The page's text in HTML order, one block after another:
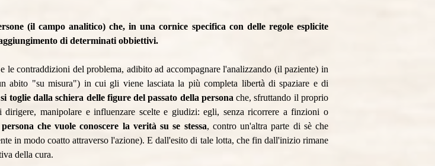
(il campo analitico) che, in una cornice specifica con delle regole esplicite
di determinati obbiettivi.
le contraddizioni del problema, adibito ad accompagnare l'analizzando (il paziente) in
abito "su misura") in cui gli viene lasciata la più completa libertà di spaziare e di
toglie dalla schiera delle figure del passato della persona che, sfruttando il proprio
manipolare e influenzare scelte e giudizi: egli, senza ricorrere a finzioni o
che vuole conoscere la verità su se stessa, contro un'altra parte di sè che
in modo coatto attraverso l'azione). E dall'esito di tale lotta, che fin dall'inizio rimane
della cura.